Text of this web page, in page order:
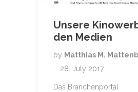
Unsere
den Medien
by Matthias M.
28. July 2017
Das Branchenportal